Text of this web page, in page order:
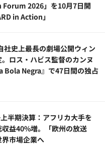
Forum 2026」を10月7日開
in Action」
史上最長の劇場公開ウィン
。ロス・ハビス監督のカンヌ
Bola Negra』で47日間の独占
半期決算：アフリカ大手を
益40%増。「欧州の放送
市場企業へ